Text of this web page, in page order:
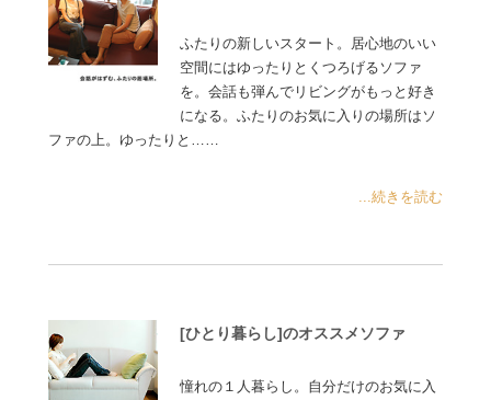
ふたりの新しいスタート。居心地のいい
空間にはゆったりとくつろげるソファ
を。会話も弾んでリビングがもっと好き
になる。ふたりのお気に入りの場所はソ
ファの上。ゆったりと……
...続きを読む
[ひとり暮らし]のオススメソファ
憧れの１人暮らし。自分だけのお気に入